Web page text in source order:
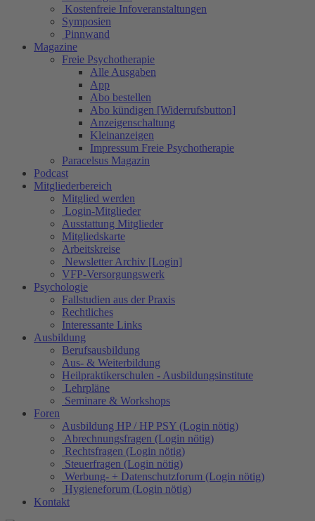
Kostenfreie Infoveranstaltungen
Symposien
Pinnwand
Magazine
Freie Psychotherapie
Alle Ausgaben
App
Abo bestellen
Abo kündigen [Widerrufsbutton]
Anzeigenschaltung
Kleinanzeigen
Impressum Freie Psychotherapie
Paracelsus Magazin
Podcast
Mitgliederbereich
Mitglied werden
Login-Mitglieder
Ausstattung Mitglieder
Mitgliedskarte
Arbeitskreise
Newsletter Archiv [Login]
VFP-Versorgungswerk
Psychologie
Fallstudien aus der Praxis
Rechtliches
Interessante Links
Ausbildung
Berufsausbildung
Aus- & Weiterbildung
Heilpraktikerschulen - Ausbildungsinstitute
Lehrpläne
Seminare & Workshops
Foren
Ausbildung HP / HP PSY (Login nötig)
Abrechnungsfragen (Login nötig)
Rechtsfragen (Login nötig)
Steuerfragen (Login nötig)
Werbung- + Datenschutzforum (Login nötig)
Hygieneforum (Login nötig)
Kontakt